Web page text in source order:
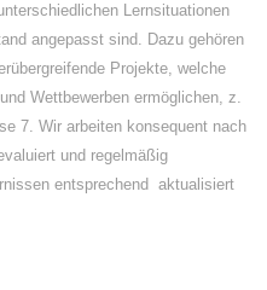
Lernsituationen
angepasst sind. Dazu gehören
Projekte, welche
Wettbewerben ermöglichen, z.
7. Wir arbeiten konsequent nach
und regelmäßig
entsprechend aktualisiert